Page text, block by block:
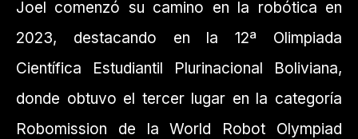
Joel comenzó su camino en la robótica en
2023, destacando en la 12ª Olimpiada
Científica Estudiantil Plurinacional Boliviana,
donde obtuvo el tercer lugar en la categoría
Robomission de la World Robot Olympiad